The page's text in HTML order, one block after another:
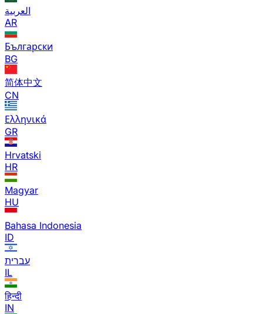
العربية
AR
Български
BG
简体中文
CN
Ελληνικά
GR
Hrvatski
HR
Magyar
HU
Bahasa Indonesia
ID
עברית
IL
हिन्दी
IN